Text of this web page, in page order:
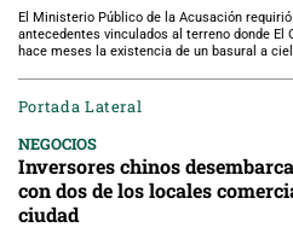
El Ministerio Público de la Acusación
antecedentes vinculados al terreno donde El
hace meses la existencia de un basural a
Portada Lateral
NEGOCIOS
Inversores chinos
con dos de los locales
ciudad